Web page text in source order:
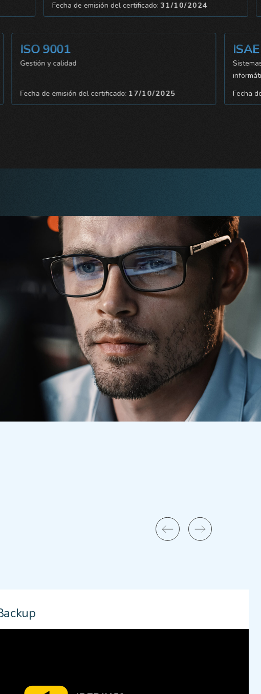
Fecha de emisión del certificado:31/10/2024
ISO 9001
Gestión y calidad
Fecha de emisión del certificado:17/10/2025
ISAE
Sistemas
informáticos
Fecha de